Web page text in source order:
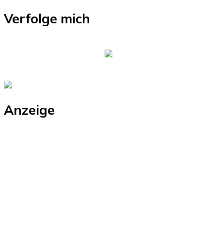
Verfolge mich
Anzeige